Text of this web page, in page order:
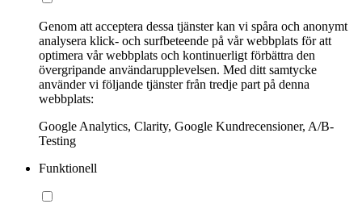
Genom att acceptera dessa tjänster kan vi spåra och anonymt
analysera klick- och surfbeteende på vår webbplats för att
optimera vår webbplats och kontinuerligt förbättra den
övergripande användarupplevelsen. Med ditt samtycke
använder vi följande tjänster från tredje part på denna
webbplats:
Google Analytics, Clarity, Google Kundrecensioner, A/B-
Testing
Funktionell